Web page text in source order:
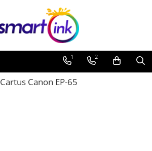
1 2
Cartus Canon EP-65